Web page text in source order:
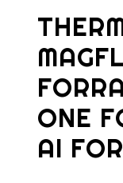
ONE
AI